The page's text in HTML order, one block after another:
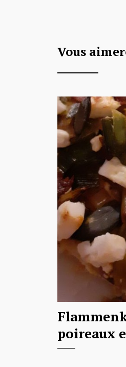
Vous
poireaux